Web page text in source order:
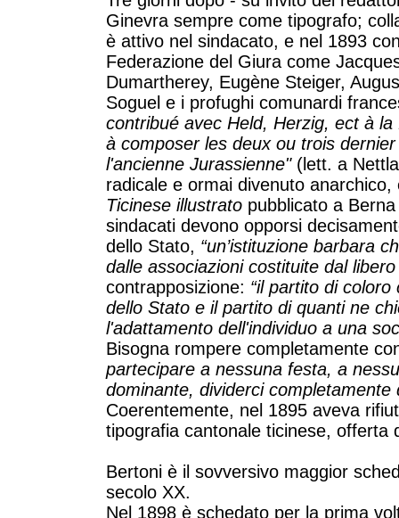
Ginevra sempre come tipografo;
è attivo nel sindacato, e nel 1893
Federazione del Giura come
Dumartherey, Eugène Steiger,
Soguel e i profughi comunardi
contribué avec Held, Herzig, ect à
à composer les deux ou trois
l'ancienne Jurassienne" (lett. a
radicale e ormai divenuto
Ticinese illustrato pubblicato a
sindacati devono opporsi
dello Stato, “un’istituzione barbara
dalle associazioni costituite dal libero
contrapposizione: “il partito di
dello Stato e il partito di quanti ne
l'adattamento dell'individuo a una
Bisogna rompere completamente
partecipare a nessuna festa, a
dominante, dividerci completamente
Coerentemente, nel 1895 aveva
tipografia cantonale ticinese, offerta
Bertoni è il sovversivo maggior
secolo XX.
Nel 1898 è schedato per la prima